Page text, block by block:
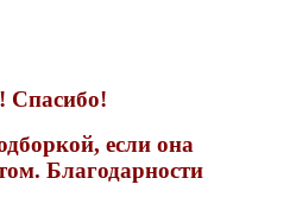
Спасибо!
если она
Благодарности